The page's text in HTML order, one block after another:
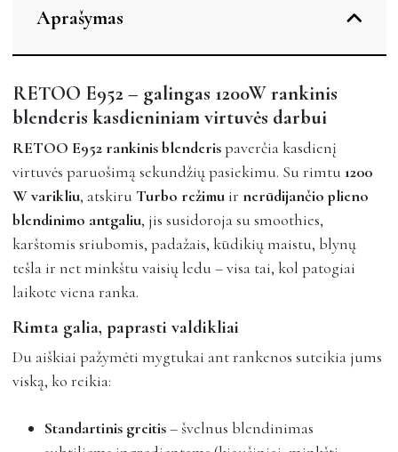
Aprašymas
RETOO E952 – galingas 1200W rankinis
blenderis kasdieniniam virtuvės darbui
RETOO E952 rankinis blenderispaverčia kasdienį
virtuvės paruošimą sekundžių pasiekimu. Su rimtu 1200
W varikliu, atskiru Turbo režimuir nerūdijančio plieno
blendinimo antgaliu, jis susidoroja su smoothies,
karštomis sriubomis, padažais, kūdikių maistu, blynų
tešla ir net minkštu vaisių ledu – visa tai, kol patogiai
laikote viena ranka.
Rimta galia, paprasti valdikliai
Du aiškiai pažymėti mygtukai ant rankenos suteikia jums
viską, ko reikia:
Standartinis greitis– švelnus blendinimas